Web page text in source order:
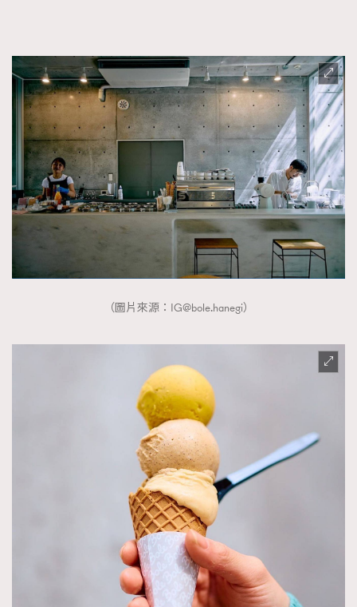
EmpowerF
FashionWeek FigaroAesthetic
（圖片來源： IG@bole.hanegi）